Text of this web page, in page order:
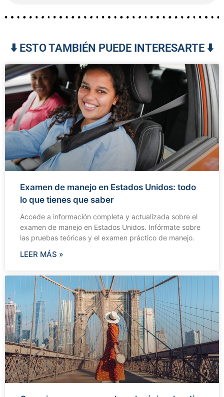
⬇️ ESTO TAMBIÉN PUEDE INTERESARTE ⬇️
Examen de manejo en Estados Unidos: todo
lo que tienes que saber
Accede a información completa y actualizada sobre el
examen de manejo en Estados Unidos. Infórmate sobre
las pruebas teóricas y el examen práctico de manejo.
LEER MÁS »